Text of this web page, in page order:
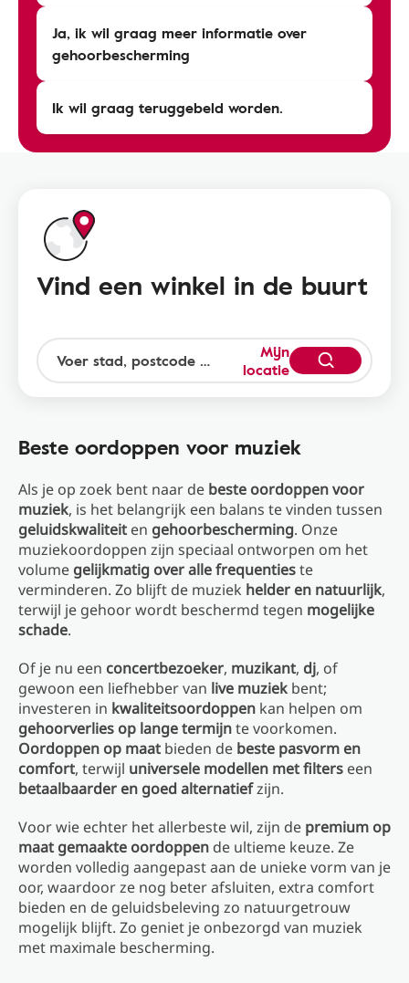
Ja, ik wil graag meer informatie over
gehoorbescherming
Ik wil graag teruggebeld worden.
Vind een winkel in de buurt
Mijn
locatie
Beste oordoppen voor muziek
Als je op zoek bent naar de beste oordoppen voor
muziek, is het belangrijk een balans te vinden tussen
geluidskwaliteit en gehoorbescherming. Onze
muziekoordoppen zijn speciaal ontworpen om het
volume gelijkmatig over alle frequentieste
verminderen. Zo blijft de muziek helder en natuurlijk,
terwijl je gehoor wordt beschermd tegen mogelijke
schade.
Of je nu een concertbezoeker, muzikant, dj, of
gewoon een liefhebber van live muziek bent;
investeren in kwaliteitsoordoppen kan helpen om
gehoorverlies op lange termijnte voorkomen.
Oordoppen op maat bieden de beste pasvorm en
comfort, terwijl universele modellen met filters een
betaalbaarder en goed alternatiefzijn.
Voor wie echter het allerbeste wil, zijn de premium op
maat gemaakte oordoppen de ultieme keuze. Ze
worden volledig aangepast aan de unieke vorm van je
oor, waardoor ze nog beter afsluiten, extra comfort
bieden en de geluidsbeleving zo natuurgetrouw
mogelijk blijft. Zo geniet je onbezorgd van muziek
met maximale bescherming.